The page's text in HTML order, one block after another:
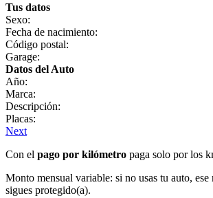
Tus datos
Sexo:
Fecha de nacimiento:
Código postal:
Garage:
Datos del Auto
Año:
Marca:
Descripción:
Placas:
Next
Con el pago por kilómetro paga solo por los
Monto mensual variable: si no usas tu auto, ese
sigues protegido(a).